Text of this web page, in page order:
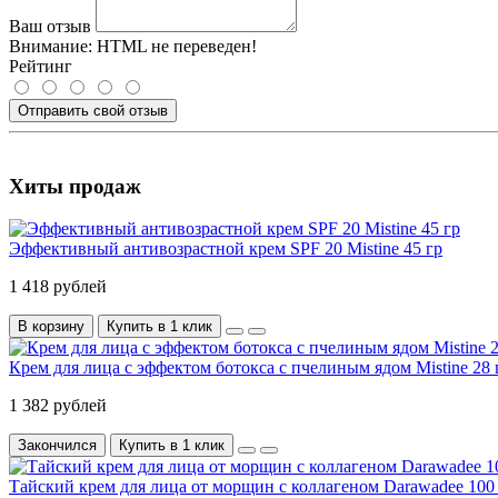
Ваш отзыв
Внимание: HTML не переведен!
Рейтинг
Отправить свой отзыв
Хиты продаж
Эффективный антивозрастной крем SPF 20 Mistine 45 гр
1 418 рублей
В корзину Купить в 1 клик
Крем для лица с эффектом ботокса с пчелиным ядом Mistine 28
1 382 рублей
Закончился Купить в 1 клик
Тайский крем для лица от морщин с коллагеном Darawadee 100